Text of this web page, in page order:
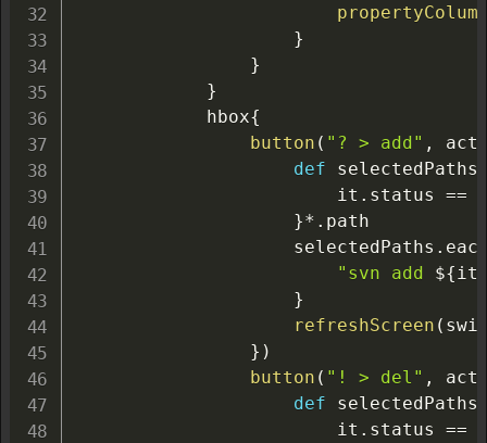
}
}
}
            hbox
{
button ( "? > add" ,
def
                        it
. status ==
}*. path
                    selectedPaths
.
"svn add ${it
}
refreshScreen (
} )
button ( "! > del" ,
def
                        it
. status ==